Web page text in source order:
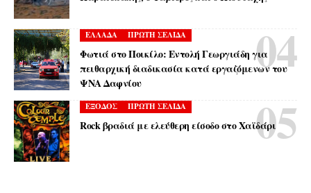
ΕΛΛΑΔΑ ΠΡΩΤΗ ΣΕΛΙΔΑ
Φωτιά στο Ποικίλο: Εντολή Γεωργιάδη για
πειθαρχική διαδικασία κατά εργαζόμενων του
ΨΝΑ Δαφνίου
ΕΞΟΔΟΣ ΠΡΩΤΗ ΣΕΛΙΔΑ
Rock βραδιά με ελεύθερη είσοδο στο Χαϊδάρι